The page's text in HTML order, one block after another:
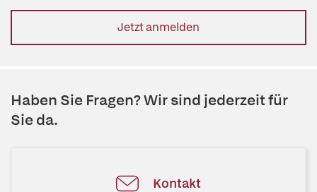
Jetzt anmelden
Haben Sie Fragen? Wir sind jederzeit für
Sie da.
Kontakt